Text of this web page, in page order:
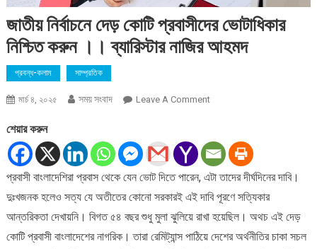
জাতীয় নির্বাচনে দেড় কোটি প্রবাসীদের ভোটাধিকার
নিশ্চিত করুন ।। ব্যারিস্টার নাজির আহমদ
প্রবন্ধ-কলাম সাম্প্রতিক
মার্চ ৪, ২০২৫ সময় সংবাদ Leave A CommentOn
দেড়
কোটি
প্রবাসীদের
ভোটাধিকার
নিশ্চিত
শেয়ার করুন
প্রবাসী বাংলাদেশিরা প্রবাস থেকে যেন ভোট দিতে পারেন, এটা তাদের দীর্ঘদিনের দাবি।
দুঃখজনক হলেও সত্য যে অতীতের কোনো সরকারই এই দাবি পূরণে সত্যিকার
আন্তরিকতা দেখায়নি। বিগত ৫৪ বছর শুধু মুলা ঝুলিয়ে রাখা হয়েছিল। অথচ এই দেড়
কোটি প্রবাসী বাংলাদেশের নাগরিক। তারা রেমিট্যান্স পাঠিয়ে দেশের অর্থনীতির চাকা সচল